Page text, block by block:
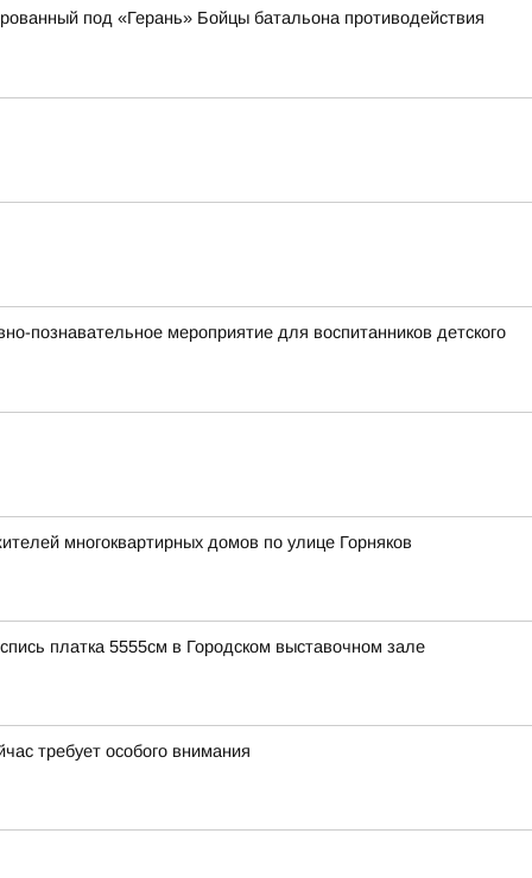
под «Герань» Бойцы батальона противодействия
познавательное мероприятие для воспитанников детского
многоквартирных домов по улице Горняков
платка 5555см в Городском выставочном зале
требует особого внимания